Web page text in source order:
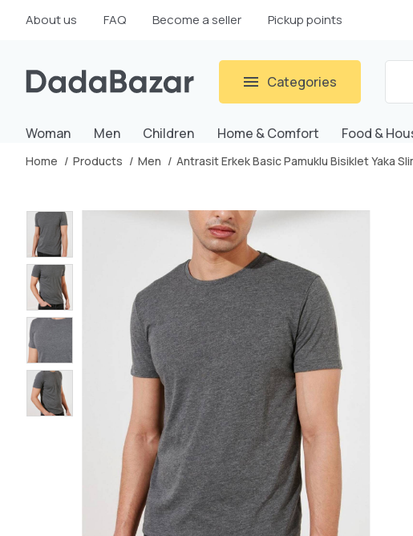
About us FAQ Become a seller Pickup points
Categories
Woman Men Children Home & Comfort Food &
Home Products Men Antrasit Erkek Basic Pamuklu Bisiklet Yaka